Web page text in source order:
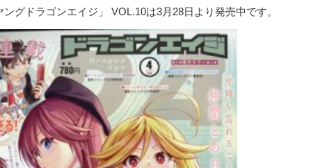
ングドラゴンエイジ」 VOL.10は3月28日より発売中です。